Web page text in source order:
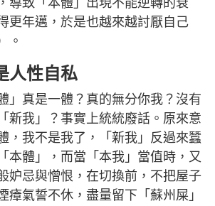
更年邁，於是也越來越討厭自己
。
人性自私
」真是一體？真的無分你我？沒有
新我」？事實上統統廢話。原來意
，我不是我了，「新我」反過來蠶
本體」，而當「本我」當值時，又
妒忌與憎恨，在切換前，不把屋子
瘴氣誓不休，盡量留下「蘇州屎」